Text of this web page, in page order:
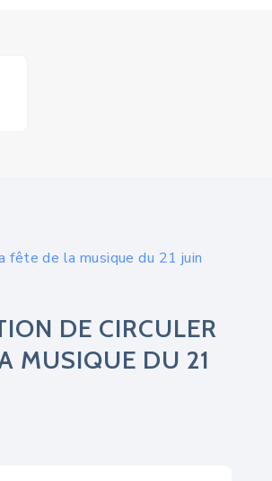
fête de la musique du 21 juin
DE CIRCULER
MUSIQUE DU 21